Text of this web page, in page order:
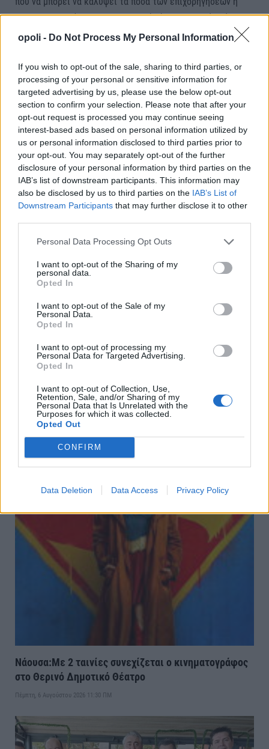
opoli - Do Not Process My Personal Information
If you wish to opt-out of the sale, sharing to third parties, or
processing of your personal or sensitive information for
targeted advertising by us, please use the below opt-out
section to confirm your selection. Please note that after your
opt-out request is processed you may continue seeing
interest-based ads based on personal information utilized by
us or personal information disclosed to third parties prior to
your opt-out. You may separately opt-out of the further
disclosure of your personal information by third parties on the
IAB’s list of downstream participants. This information may
also be disclosed by us to third parties on the IAB’s List of
Downstream Participants that may further disclose it to other
Personal Data Processing Opt Outs
I want to opt-out of the Sharing of my
personal data.
Opted In
I want to opt-out of the Sale of my
Personal Data.
Opted In
I want to opt-out of processing my
Personal Data for Targeted Advertising.
Opted In
I want to opt-out of Collection, Use,
Retention, Sale, and/or Sharing of my
Personal Data that Is Unrelated with the
Purposes for which it was collected.
Opted Out
CONFIRM
Data Deletion Data Access Privacy Policy
των δανειοδοτήσεων που κανονικά είναι να δοθούν μέσω
του Ταμείου Ανάκαμψης.
ΤΑΜΕΙΟ ΑΝΑΚΑΜΨΗΣ
FacebookTwitter PinterestLinkedInTumblr TelegramEmail
ΕΚΠΑ: Ρεκόρ ανόδου στη διεθνή
παγκοσμίως σε 4 πεδία
Στα ύψη οι τιμές πετρελαίου και
αυξήσεις προ των πυλών
ΣΧΕΤΙΚΈΣ ΑΝΑΡΤΉΣΕΙΣ
Δράμα:Η γιορτή της Μεταμορφώσεως του Σωτήρος
Πέμπτη, 6 Αυγούστου 2026 11:40 ΠΜ
Νάουσα:Με 2 ταινίες συνεχίζεται ο κινηματογράφος
στο Θερινό Δημοτικό Θέατρο
Πέμπτη, 6 Αυγούστου 2026 11:30 ΠΜ